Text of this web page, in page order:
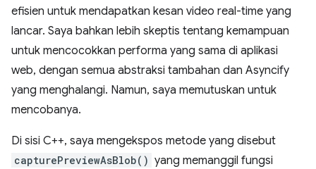
efisien untuk mendapatkan kesan video real-time yang
lancar. Saya bahkan lebih skeptis tentang kemampuan
untuk mencocokkan performa yang sama di aplikasi
web, dengan semua abstraksi tambahan dan Asyncify
yang menghalangi. Namun, saya memutuskan untuk
mencobanya.
Di sisi C++, saya mengekspos metode yang disebut
capturePreviewAsBlob() yang memanggil fungsi